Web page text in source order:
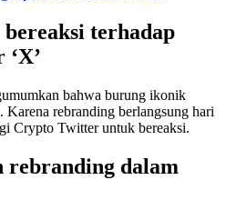
terhadap
bahwa burung ikonik
rebranding berlangsung hari
Crypto Twitter untuk bereaksi.
rebranding dalam